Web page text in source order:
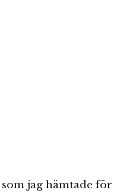
jag hämtade för